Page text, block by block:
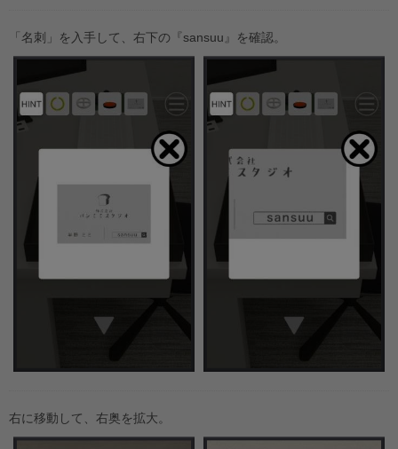
「名刺」を入手して、右下の『sansuu』を確認。
右に移動して、右奥を拡大。